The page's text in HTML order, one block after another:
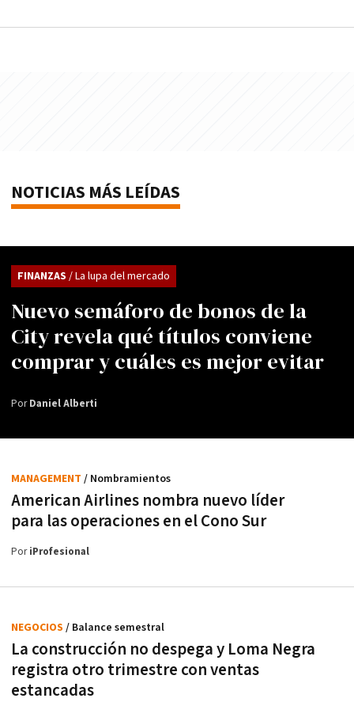
NOTICIAS MÁS LEÍDAS
Nuevo semáforo de bonos de la
City revela qué títulos conviene
comprar y cuáles es mejor evitar
FINANZAS / La lupa del mercado
PorDaniel Alberti
American Airlines nombra nuevo líder
para las operaciones en el Cono Sur
MANAGEMENT / Nombramientos
PoriProfesional
La construcción no despega y Loma Negra
registra otro trimestre con ventas
estancadas
NEGOCIOS / Balance semestral